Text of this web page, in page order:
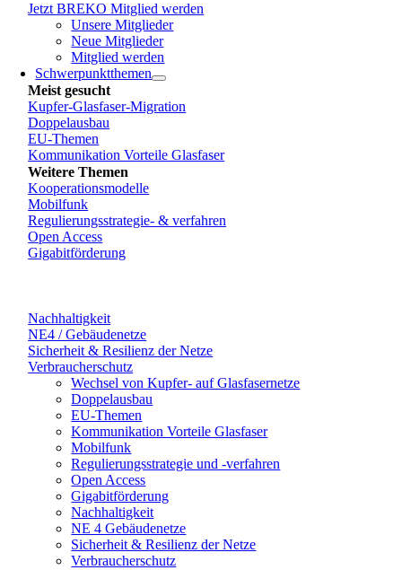
Jetzt BREKO Mitglied werden
Unsere Mitglieder
Neue Mitglieder
Mitglied werden
Schwerpunktthemen
Meist gesucht
Kupfer-Glasfaser-Migration
Doppelausbau
EU-Themen
Kommunikation Vorteile Glasfaser
Weitere Themen
Kooperationsmodelle
Mobilfunk
Regulierungsstrategie- & verfahren
Open Access
Gigabitförderung
Nachhaltigkeit
NE4 / Gebäudenetze
Sicherheit & Resilienz der Netze
Verbraucherschutz
Wechsel von Kupfer- auf Glasfasernetze
Doppelausbau
EU-Themen
Kommunikation Vorteile Glasfaser
Mobilfunk
Regulierungsstrategie und -verfahren
Open Access
Gigabitförderung
Nachhaltigkeit
NE 4 Gebäudenetze
Sicherheit & Resilienz der Netze
Verbraucherschutz